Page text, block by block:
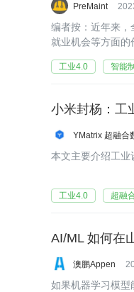
PreMaint
编者按：近年来，
就业机会等方面的
工业4.0 智能
小米封杨：工
YMatrix 超融合
本文主要介绍工业
工业4.0 超融
AI/ML 如何在
澳鹏Appen
如果机器学习模型